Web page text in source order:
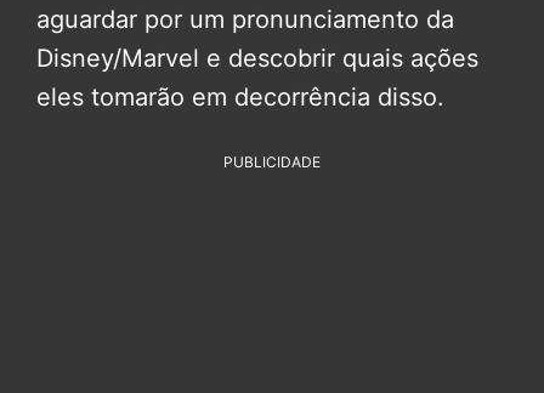
aguardar por um pronunciamento da
Disney/Marvel e descobrir quais ações
eles tomarão em decorrência disso.
PUBLICIDADE